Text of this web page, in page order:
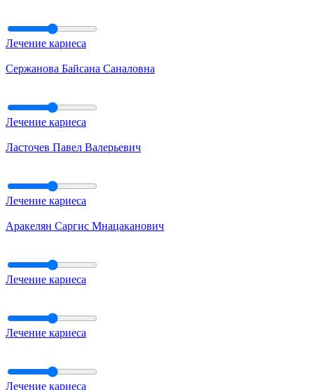
Лечение кариеса
Сержанова Байсана Саналовна
Лечение кариеса
Ласточев Павел Валерьевич
Лечение кариеса
Аракелян Саргис Мнацаканович
Лечение кариеса
Лечение кариеса
Лечение кариеса